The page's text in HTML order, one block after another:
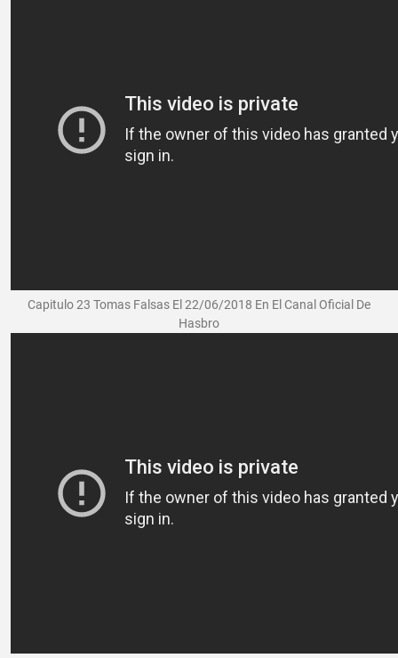
Capitulo 23 Tomas Falsas El 22/06/2018 En El Canal Oficial De
Hasbro